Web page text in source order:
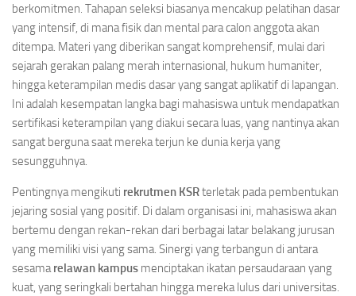
berkomitmen. Tahapan seleksi biasanya mencakup pelatihan dasar
yang intensif, di mana fisik dan mental para calon anggota akan
ditempa. Materi yang diberikan sangat komprehensif, mulai dari
sejarah gerakan palang merah internasional, hukum humaniter,
hingga keterampilan medis dasar yang sangat aplikatif di lapangan.
Ini adalah kesempatan langka bagi mahasiswa untuk mendapatkan
sertifikasi keterampilan yang diakui secara luas, yang nantinya akan
sangat berguna saat mereka terjun ke dunia kerja yang
sesungguhnya.
Pentingnya mengikuti rekrutmen KSRterletak pada pembentukan
jejaring sosial yang positif. Di dalam organisasi ini, mahasiswa akan
bertemu dengan rekan-rekan dari berbagai latar belakang jurusan
yang memiliki visi yang sama. Sinergi yang terbangun di antara
sesamarelawan kampus menciptakan ikatan persaudaraan yang
kuat, yang seringkali bertahan hingga mereka lulus dari universitas.